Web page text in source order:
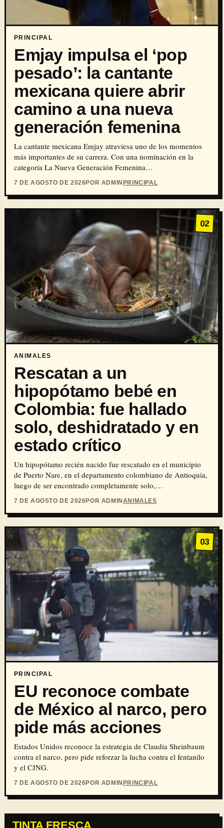
PRINCIPAL
Emjay impulsa el ‘pop
pesado’: la cantante
mexicana quiere abrir
camino a una nueva
generación femenina
La cantante mexicana Emjay atraviesa uno de los momentos
más importantes de su carrera. Con una nominación en la
categoría La Nueva Generación Femenina…
7 DE AGOSTO DE 2026POR ADMIN PRINCIPAL
02
ANIMALES
Rescatan a un
hipopótamo bebé en
Colombia: fue hallado
solo, deshidratado y en
estado crítico
Un hipopótamo recién nacido fue rescatado en el municipio
de Puerto Nare, en el departamento colombiano de Antioquia,
luego de ser encontrado completamente solo,…
7 DE AGOSTO DE 2026POR ADMIN ANIMALES
03
PRINCIPAL
EU reconoce combate
de México al narco, pero
pide más acciones
Estados Unidos reconoce la estrategia de Claudia Sheinbaum
contra el narco, pero pide reforzar la lucha contra el fentanilo
y el CJNG.
7 DE AGOSTO DE 2026POR ADMIN PRINCIPAL
TINTA FRESCA